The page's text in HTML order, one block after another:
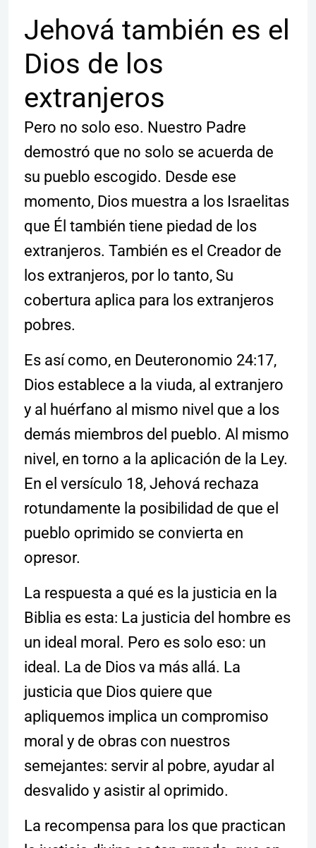
Jehová también es el
Dios de los
extranjeros
Pero no solo eso. Nuestro Padre
demostró que no solo se acuerda de
su pueblo escogido. Desde ese
momento, Dios muestra a los Israelitas
que Él también tiene piedad de los
extranjeros. También es el Creador de
los extranjeros, por lo tanto, Su
cobertura aplica para los extranjeros
pobres.
Es así como, en Deuteronomio 24:17,
Dios establece a la viuda, al extranjero
y al huérfano al mismo nivel que a los
demás miembros del pueblo. Al mismo
nivel, en torno a la aplicación de la Ley.
En el versículo 18, Jehová rechaza
rotundamente la posibilidad de que el
pueblo oprimido se convierta en
opresor.
La respuesta a qué es la justicia en la
Biblia es esta: La justicia del hombre es
un ideal moral. Pero es solo eso: un
ideal. La de Dios va más allá. La
justicia que Dios quiere que
apliquemos implica un compromiso
moral y de obras con nuestros
semejantes: servir al pobre, ayudar al
desvalido y asistir al oprimido.
La recompensa para los que practican